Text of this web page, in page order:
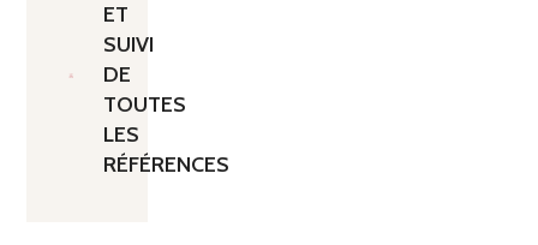
ET
SUIVI
DE
TOUTES
LES
RÉFÉRENCES